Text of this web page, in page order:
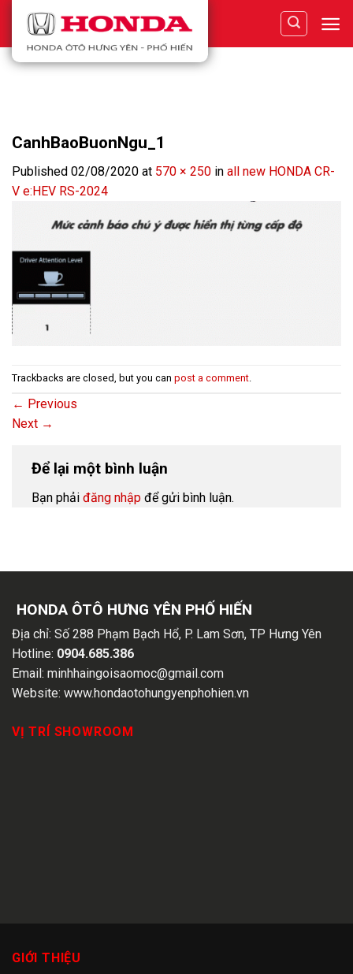
content
CanhBaoBuonNgu_1
Published 02/08/2020 at 570 × 250 in all new HONDA CR-
V e:HEV RS-2024
Trackbacks are closed, but you can post a comment.
← Previous
Next →
Để lại một bình luận
Bạn phải đăng nhập để gửi bình luận.
HONDA ÔTÔ HƯNG YÊN PHỐ HIẾN
Địa chỉ: Số 288 Phạm Bạch Hổ, P. Lam Sơn, TP Hưng Yên
Hotline: 0904.685.386
Email: minhhaingoisaomoc@gmail.com
Website: www.hondaotohungyenphohien.vn
VỊ TRÍ SHOWROOM
GIỚI THIỆU